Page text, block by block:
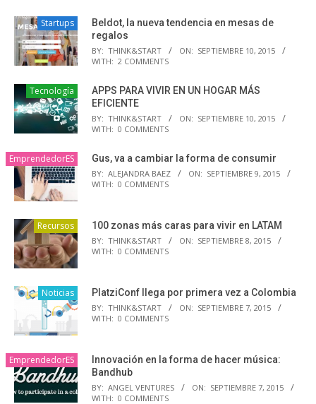
Startups
Beldot, la nueva tendencia en mesas de
regalos
BY: THINK&START ON: SEPTIEMBRE 10, 2015
WITH: 2 COMMENTS
Tecnología
APPS PARA VIVIR EN UN HOGAR MÁS
EFICIENTE
BY: THINK&START ON: SEPTIEMBRE 10, 2015
WITH: 0 COMMENTS
EmprendedorES Gus, va a cambiar la forma de consumir
BY: ALEJANDRA BAEZ ON: SEPTIEMBRE 9, 2015
WITH: 0 COMMENTS
Recursos 100 zonas más caras para vivir en LATAM
BY: THINK&START ON: SEPTIEMBRE 8, 2015
WITH: 0 COMMENTS
Noticias PlatziConf llega por primera vez a Colombia
BY: THINK&START ON: SEPTIEMBRE 7, 2015
WITH: 0 COMMENTS
EmprendedorES
Innovación en la forma de hacer música:
Bandhub
BY: ANGEL VENTURES ON: SEPTIEMBRE 7, 2015
WITH: 0 COMMENTS